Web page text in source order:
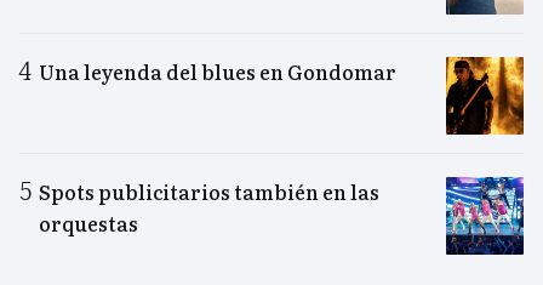
Una leyenda del blues en Gondomar
Spots publicitarios también en las
orquestas